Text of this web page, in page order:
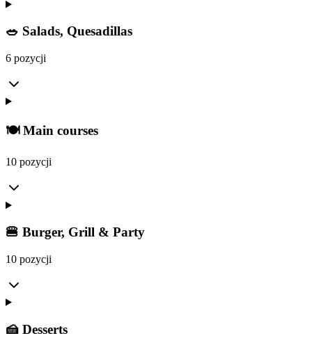
🥗 Salads, Quesadillas
6 pozycji
🍽️ Main courses
10 pozycji
🍔 Burger, Grill & Party
10 pozycji
🍰 Desserts